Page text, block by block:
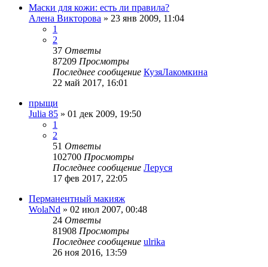
Маски для кожи: есть ли правила?
Алена Викторова » 23 янв 2009, 11:04
1
2
37 Ответы
87209 Просмотры
Последнее сообщение КузяЛакомкина
22 май 2017, 16:01
прыщи
Julia 85 » 01 дек 2009, 19:50
1
2
51 Ответы
102700 Просмотры
Последнее сообщение Леруся
17 фев 2017, 22:05
Перманентный макияж
WolaNd » 02 июл 2007, 00:48
24 Ответы
81908 Просмотры
Последнее сообщение ulrika
26 ноя 2016, 13:59